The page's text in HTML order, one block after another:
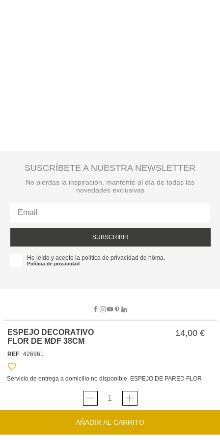
ESPEJO DECORATIVO
FLOR DE MDF 38CM
14,00 €
REF 426961
Servicio de entrega a domicilio no disponible. ESPEJO DE PARED FLOR
AÑADIR AL CARRITO
SUSCRÍBETE A NUESTRA NEWSLETTER
No pierdas la inspiración, mantente al día de todas las
novedades exclusivas
SUBSCRIBIR
He leído y acepto la política de privacidad de hôma.
Política de privacidad
SOBRE NOSOTROS
TRABAJA CON NOSOTROS
SOSTENIBILIDAD
FAQ'S
POLÍTICAS
PROTECCIÓN DE DATOS
CONDICIONES GENERALES DE VENTA
hômaCONDICIONES DE LA TARJETA
CONTACTO
FORMULARIO DE CONTACTO